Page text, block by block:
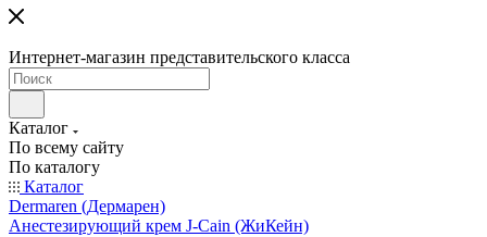
Интернет-магазин представительского класса
Каталог
По всему сайту
По каталогу
Каталог
Dermaren (Дермарен)
Анестезирующий крем J-Cain (ЖиКейн)